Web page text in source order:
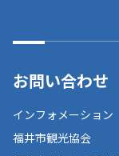
お問い合わせ
インフォメーション
福井市観光協会